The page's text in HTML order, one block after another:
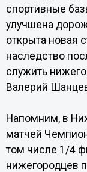
спортивные
улучшена
открыта новая
наследство
служить
Валерий
Напомним, в
матчей
том числе 1/4
нижегородцев